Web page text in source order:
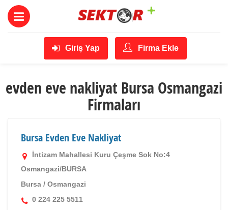
Giriş Yap Firma Ekle
evden eve nakliyat Bursa Osmangazi
Firmaları
Bursa Evden Eve Nakliyat
İntizam Mahallesi Kuru Çeşme Sok No:4
Osmangazi/BURSA
Bursa / Osmangazi
0 224 225 5511